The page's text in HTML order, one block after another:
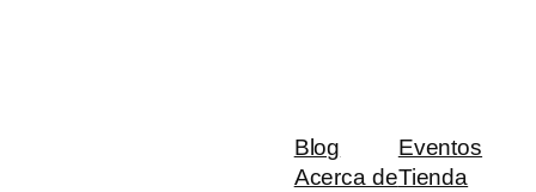
Blog
Acerca de
Eventos
Tienda